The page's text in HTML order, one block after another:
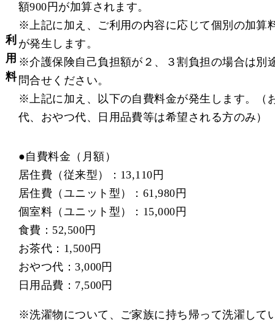
利
用
料
額900円が加算されます。
※上記に加え、ご利用の内容に応じて個別の加算
が発生します。
※介護保険自己負担額が２、３割負担の場合は別
問合せください。
※上記に加え、以下の自費料金が発生します。（
代、おやつ代、日用品費等は希望される方のみ）
●自費料金（月額）
居住費（従来型）：13,110円
居住費（ユニット型）：61,980円
個室料（ユニット型）：15,000円
食費：52,500円
お茶代：1,500円
おやつ代：3,000円
日用品費：7,500円
※洗濯物について、ご家族に持ち帰って洗濯して